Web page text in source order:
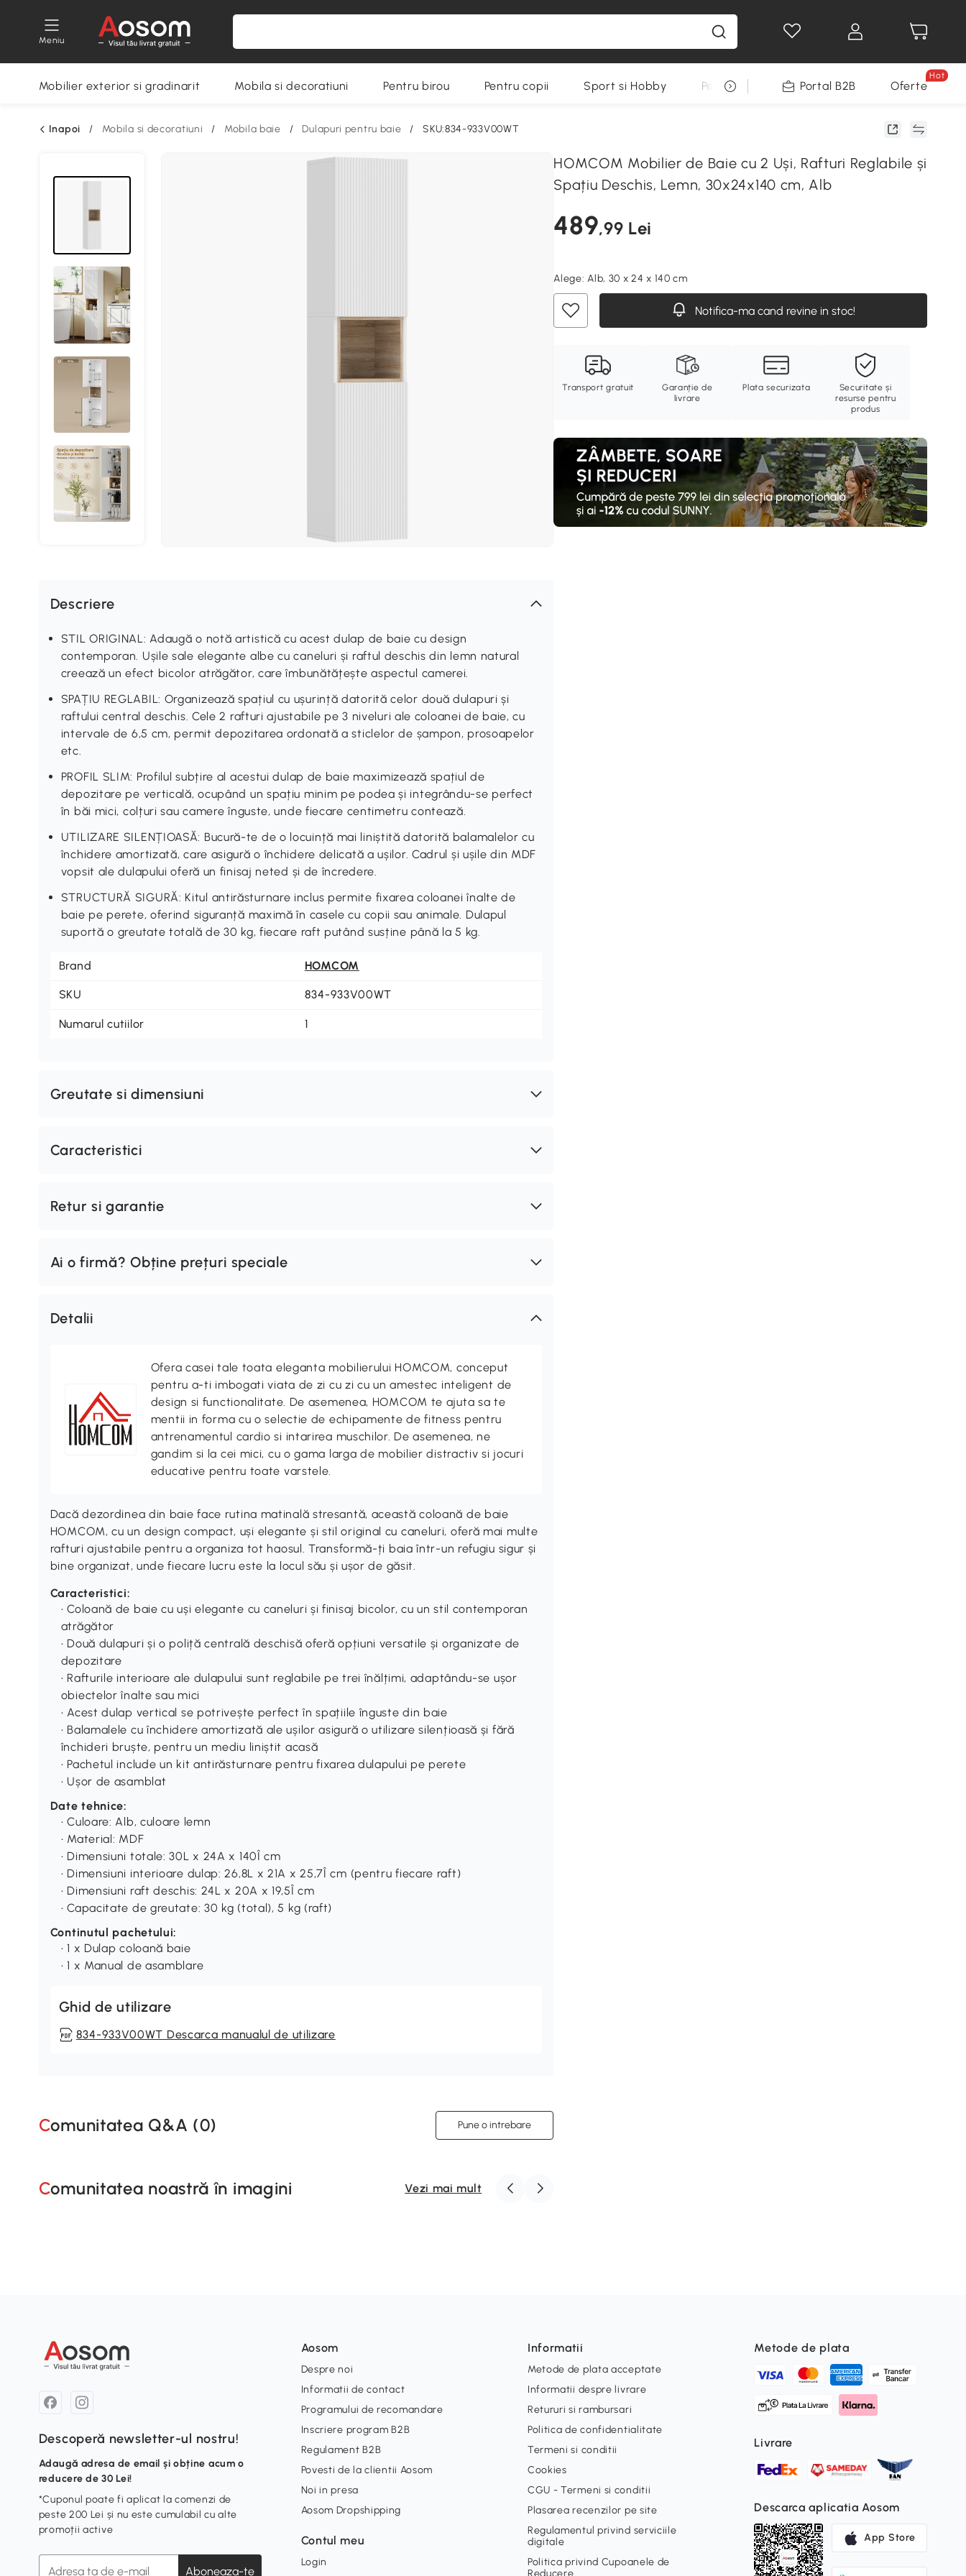
Meniu
Mobilier exterior si gradinarit Mobila si decoratiuni Pentru birou Pentru copii Sport si Hobby Pentru animale Decoratiuni Sarbatori
Portal B2B Oferte
Hot
Inapoi / Mobila si decoratiuni / Mobila baie / Dulapuri pentru baie / SKU:834-933V00WT
HOMCOM Mobilier de Baie cu 2 Uși, Rafturi Reglabile și
Spațiu Deschis, Lemn, 30x24x140 cm, Alb
489,99 Lei
Alege:Alb, 30 x 24 x 140 cm
Notifica-ma cand revine in stoc!
Transport gratuit
Garanție de
livrare
Plata securizata
Securitate și
resurse pentru
produs
Descriere
STIL ORIGINAL: Adaugă o notă artistică cu acest dulap de baie cu design
contemporan. Ușile sale elegante albe cu caneluri și raftul deschis din lemn natural
creează un efect bicolor atrăgător, care îmbunătățește aspectul camerei.
SPAȚIU REGLABIL: Organizează spațiul cu ușurință datorită celor două dulapuri și
raftului central deschis. Cele 2 rafturi ajustabile pe 3 niveluri ale coloanei de baie, cu
intervale de 6,5 cm, permit depozitarea ordonată a sticlelor de șampon, prosoapelor
etc.
PROFIL SLIM: Profilul subțire al acestui dulap de baie maximizează spațiul de
depozitare pe verticală, ocupând un spațiu minim pe podea și integrându-se perfect
în băi mici, colțuri sau camere înguste, unde fiecare centimetru contează.
UTILIZARE SILENȚIOASĂ: Bucură-te de o locuință mai liniștită datorită balamalelor cu
închidere amortizată, care asigură o închidere delicată a ușilor. Cadrul și ușile din MDF
vopsit ale dulapului oferă un finisaj neted și de încredere.
STRUCTURĂ SIGURĂ: Kitul antirăsturnare inclus permite fixarea coloanei înalte de
baie pe perete, oferind siguranță maximă în casele cu copii sau animale. Dulapul
suportă o greutate totală de 30 kg, fiecare raft putând susține până la 5 kg.
Brand HOMCOM
SKU 834-933V00WT
Numarul cutiilor 1
Greutate si dimensiuni
Caracteristici
Retur si garantie
Ai o firmă? Obține prețuri speciale
Detalii
Ofera casei tale toata eleganta mobilierului HOMCOM, conceput
pentru a-ti imbogati viata de zi cu zi cu un amestec inteligent de
design si functionalitate. De asemenea, HOMCOM te ajuta sa te
mentii in forma cu o selectie de echipamente de fitness pentru
antrenamentul cardio si intarirea muschilor. De asemenea, ne
gandim si la cei mici, cu o gama larga de mobilier distractiv si jocuri
educative pentru toate varstele.
Dacă dezordinea din baie face rutina matinală stresantă, această coloană de baie
HOMCOM, cu un design compact, uși elegante și stil original cu caneluri, oferă mai multe
rafturi ajustabile pentru a organiza tot haosul. Transformă-ți baia într-un refugiu sigur și
bine organizat, unde fiecare lucru este la locul său și ușor de găsit.
Caracteristici:
• Coloană de baie cu uși elegante cu caneluri și finisaj bicolor, cu un stil contemporan
atrăgător
• Două dulapuri și o poliță centrală deschisă oferă opțiuni versatile și organizate de
depozitare
• Rafturile interioare ale dulapului sunt reglabile pe trei înălțimi, adaptându-se ușor
obiectelor înalte sau mici
• Acest dulap vertical se potrivește perfect în spațiile înguste din baie
• Balamalele cu închidere amortizată ale ușilor asigură o utilizare silențioasă și fără
închideri bruște, pentru un mediu liniștit acasă
• Pachetul include un kit antirăsturnare pentru fixarea dulapului pe perete
• Ușor de asamblat
Date tehnice:
• Culoare: Alb, culoare lemn
• Material: MDF
• Dimensiuni totale: 30L x 24A x 140Î cm
• Dimensiuni interioare dulap: 26,8L x 21A x 25,7Î cm (pentru fiecare raft)
• Dimensiuni raft deschis: 24L x 20A x 19,5Î cm
• Capacitate de greutate: 30 kg (total), 5 kg (raft)
Continutul pachetului:
• 1 x Dulap coloană baie
• 1 x Manual de asamblare
Ghid de utilizare
834-933V00WT Descarca manualul de utilizare
Comunitatea Q&A (0) Pune o intrebare
Comunitatea noastră în imagini Vezi mai mult
Descoperă newsletter-ul nostru!
Adaugă adresa de email și obține acum o
reducere de 30 Lei!
*Cuponul poate fi aplicat la comenzi de
peste 200 Lei și nu este cumulabil cu alte
promoții active
Aboneaza-te
Aosom
Despre noi
Informatii de contact
Programului de recomandare
Inscriere program B2B
Regulament B2B
Povesti de la clientii Aosom
Noi in presa
Aosom Dropshipping
Contul meu
Login
Informatii
Metode de plata acceptate
Informatii despre livrare
Retururi si rambursari
Politica de confidentialitate
Termeni si conditii
Cookies
CGU - Termeni si conditii
Plasarea recenzilor pe site
Regulamentul privind serviciile
digitale
Politica privind Cupoanele de
Reducere
Metode de plata
Livrare
Descarca aplicatia Aosom
App Store